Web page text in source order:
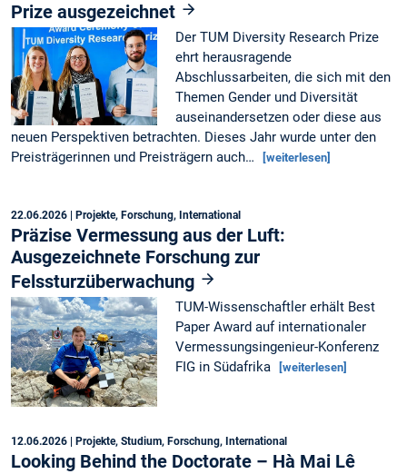
Prize ausgezeichnet
Der TUM Diversity Research Prize
ehrt herausragende
Abschlussarbeiten, die sich mit den
Themen Gender und Diversität
auseinandersetzen oder diese aus
neuen Perspektiven betrachten. Dieses Jahr wurde unter den
Preisträgerinnen und Preisträgern auch…
[weiterlesen]
22.06.2026 | Projekte, Forschung, International
Präzise Vermessung aus der Luft:
Ausgezeichnete Forschung zur
Felssturzüberwachung
TUM-Wissenschaftler erhält Best
Paper Award auf internationaler
Vermessungsingenieur-Konferenz
FIG in Südafrika
[weiterlesen]
12.06.2026 | Projekte, Studium, Forschung, International
Looking Behind the Doctorate – Hà Mai Lê